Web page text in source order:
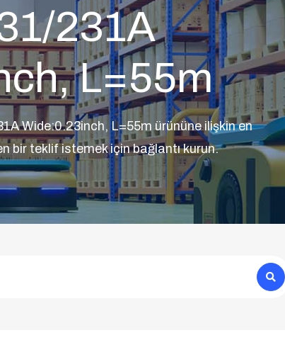
231A
L=55m
Wide:0.23inch, L=55m ürününe ilişkin en
bir teklif istemek için bağlantı kurun.